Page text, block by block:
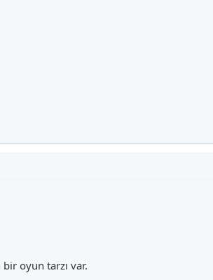
oyun tarzı var.